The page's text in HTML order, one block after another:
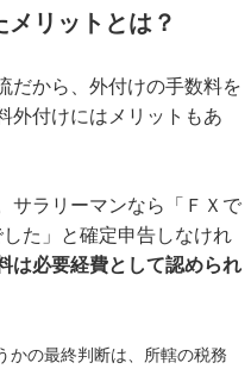
リットとは？
から、外付けの手数料を
外付けにはメリットもあ
サラリーマンなら「ＦＸで
た」と確定申告しなけれ
は必要経費として認められ
かの最終判断は、所轄の税務